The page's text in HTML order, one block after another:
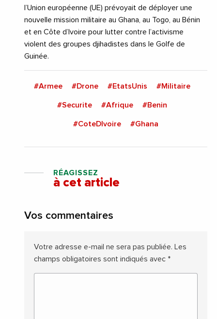
l’Union européenne (UE) prévoyait de déployer une
nouvelle mission militaire au Ghana, au Togo, au Bénin
et en Côte d’Ivoire pour lutter contre l’activisme
violent des groupes djihadistes dans le Golfe de
Guinée.
#Armee #Drone #EtatsUnis #Militaire
#Securite #Afrique #Benin
#CoteDIvoire #Ghana
RÉAGISSEZ
à cet article
Vos commentaires
Votre adresse e-mail ne sera pas publiée. Les
champs obligatoires sont indiqués avec *